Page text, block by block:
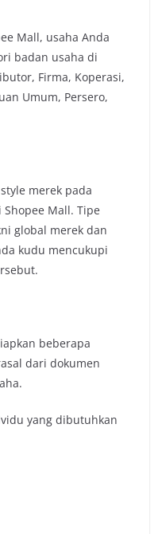
Mall, usaha Anda
badan usaha di
Firma, Koperasi,
Umum, Persero,
merek pada
Mall. Tipe
global merek dan
kudu mencukupi
beberapa
dari dokumen
yang dibutuhkan